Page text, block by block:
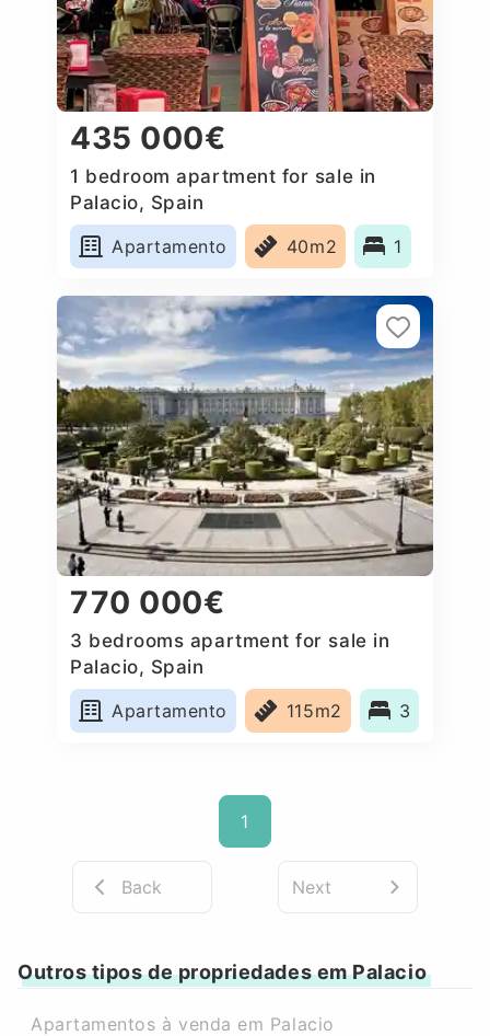
435 000€
1 bedroom apartment for sale in
Palacio, Spain
Apartamento
40m2 1
770 000€
3 bedrooms apartment for sale in
Palacio, Spain
Apartamento
115m2 3
1
Back Next
Outros tipos de propriedades em Palacio
Apartamentos à venda em Palacio